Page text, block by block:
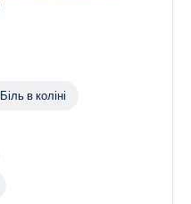
Біль в коліні